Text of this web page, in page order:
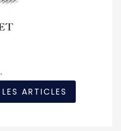
ARTICLES